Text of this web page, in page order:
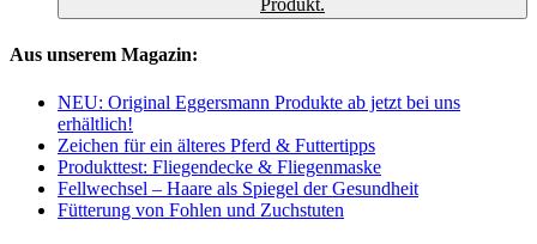
Produkt.
Aus unserem Magazin:
NEU: Original Eggersmann Produkte ab jetzt bei uns
erhältlich!
Zeichen für ein älteres Pferd & Futtertipps
Produkttest: Fliegendecke & Fliegenmaske
Fellwechsel – Haare als Spiegel der Gesundheit
Fütterung von Fohlen und Zuchstuten